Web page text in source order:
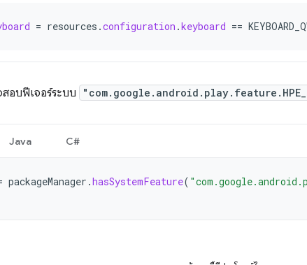
= resources .configuration .keyboard ==
สอบฟีเจอร์ระบบ
Java C#
packageManager .hasSystemFeature(